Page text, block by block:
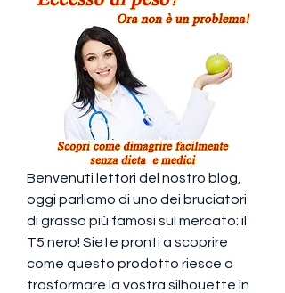
Benvenuti lettori del nostro blog,
oggi parliamo di uno dei bruciatori
di grasso più famosi sul mercato: il
T5 nero! Siete pronti a scoprire
come questo prodotto riesce a
trasformare la vostra silhouette in